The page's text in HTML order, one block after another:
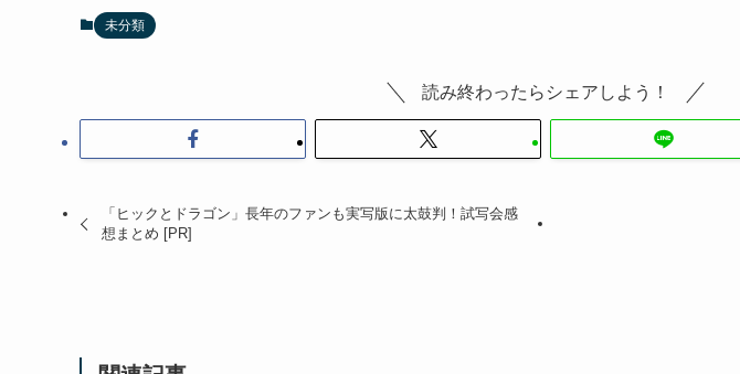
未分類
読み終わったらシェアしよう！
「ヒックとドラゴン」長年のファンも実写版に太鼓判！試写会感
想まとめ [PR]